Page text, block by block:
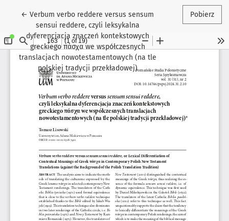
←Wróć do szczegółów artykułu
Verbum verbo reddere versus sensum
sensui reddere, czyli leksykalna
dyferencjacja znaczeń kontekstowych
greckiego πάσχα we współczesnych
translacjach nowotestamentowych (na tle
polskiej tradycji przekładowej)
Pobierz